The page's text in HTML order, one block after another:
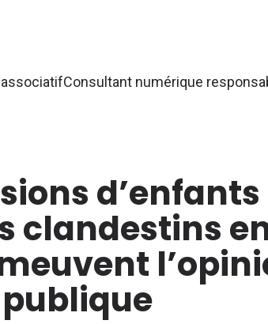
Consultant numérique
clandestins
publique